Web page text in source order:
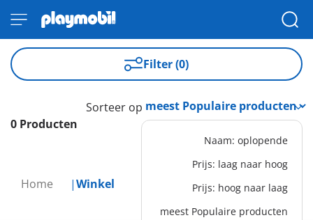
Home Winkel
Filter (0)
0 Producten
Sorteer op
Naam: oplopende
Prijs: laag naar hoog
Prijs: hoog naar laag
meest Populaire producten